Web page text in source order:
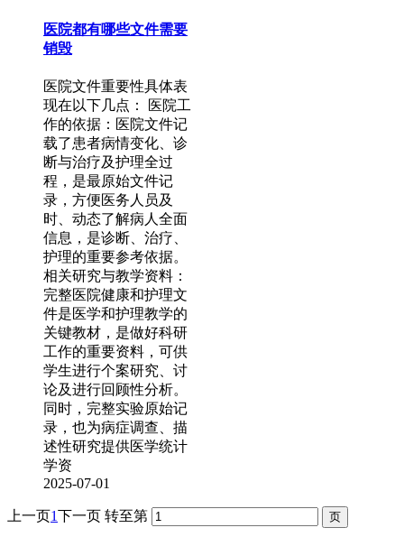
医院都有哪些文件需要
销毁
医院文件重要性具体表
现在以下几点： 医院工
作的依据：医院文件记
载了患者病情变化、诊
断与治疗及护理全过
程，是最原始文件记
录，方便医务人员及
时、动态了解病人全面
信息，是诊断、治疗、
护理的重要参考依据。
相关研究与教学资料：
完整医院健康和护理文
件是医学和护理教学的
关键教材，是做好科研
工作的重要资料，可供
学生进行个案研究、讨
论及进行回顾性分析。
同时，完整实验原始记
录，也为病症调查、描
述性研究提供医学统计
学资
2025-07-01
上一页1下一页 转至第